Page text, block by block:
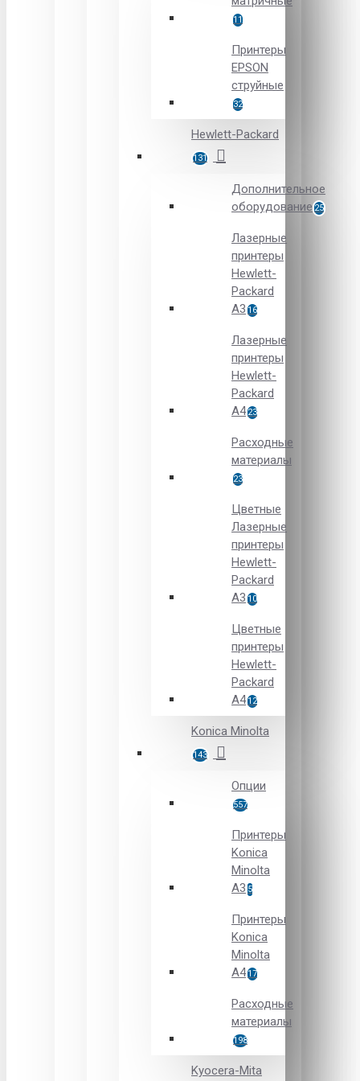
11
Принтеры
EPSON
струйные
32
Hewlett-Packard
131
Дополнительное
оборудование 25
Лазерные
принтеры
Hewlett-
Packard
A3 16
Лазерные
принтеры
Hewlett-
Packard
A423
Расходные
материалы
23
Цветные
Лазерные
принтеры
Hewlett-
Packard
A3 10
Цветные
принтеры
Hewlett-
Packard
А412
Konica Minolta
143
Опции
557
Принтеры
Konica
Minolta
A3 5
Принтеры
Konica
Minolta
A417
Расходные
материалы
198
Kyocera-Mita